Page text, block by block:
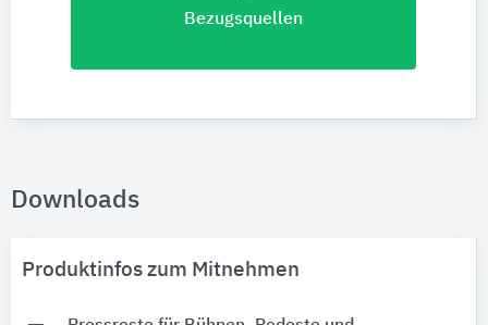
Bezugsquellen
Downloads
Produktinfos zum Mitnehmen